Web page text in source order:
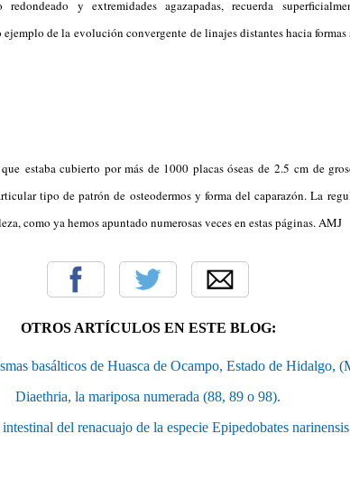
redondeado y extremidades agazapadas, recuerda
de la evolución convergente de linajes distantes hacia formas
estaba cubierto por más de 1000 placas óseas de 2.5 cm de
tipo de patrón de osteodermos y forma del caparazón. La
como ya hemos apuntado numerosas veces en estas páginas. AMJ
OTROS ARTÍCULOS EN ESTE BLOG:
basálticos de Huasca de Ocampo, Estado de Hidalgo,
Diaethria, la mariposa numerada (88, 89 o 98).
del renacuajo de la especie Epipedobates